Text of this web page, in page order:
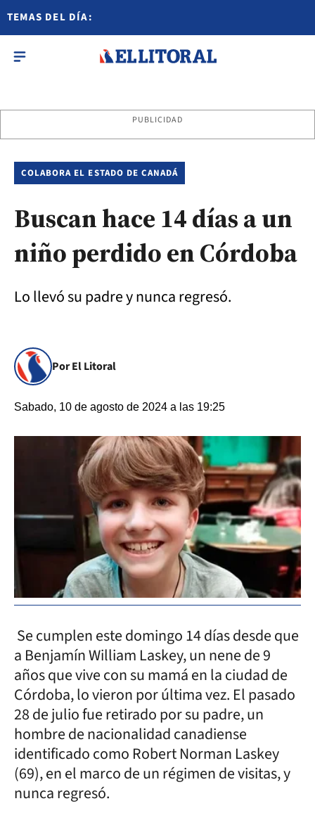
TEMAS DEL DÍA:
PUBLICIDAD
COLABORA EL ESTADO DE CANADÁ
Buscan hace 14 días a un
niño perdido en Córdoba
Lo llevó su padre y nunca regresó.
Por El Litoral
Sabado, 10 de agosto de 2024 a las 19:25
Se cumplen este domingo 14 días desde que
a Benjamín William Laskey, un nene de 9
años que vive con su mamá en la ciudad de
Córdoba, lo vieron por última vez. El pasado
28 de julio fue retirado por su padre, un
hombre de nacionalidad canadiense
identificado como Robert Norman Laskey
(69), en el marco de un régimen de visitas, y
nunca regresó.